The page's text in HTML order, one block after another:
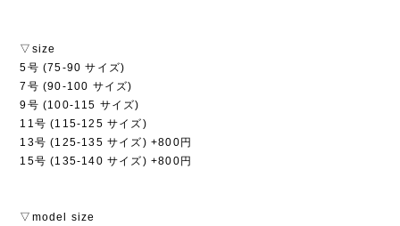
▽size
5号 (75-90 サイズ)
7号 (90-100 サイズ)
9号 (100-115 サイズ)
11号 (115-125 サイズ)
13号 (125-135 サイズ) +800円
15号 (135-140 サイズ) +800円
▽model size